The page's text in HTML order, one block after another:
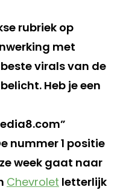
rubriek op
met
virals van de
Heb je een
nummer 1 positie
week gaat naar
Chevrolet letterlijk